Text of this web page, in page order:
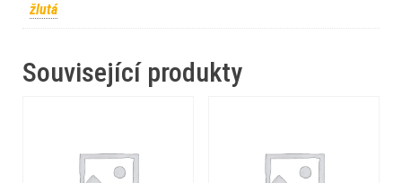
žlutá
Související produkty